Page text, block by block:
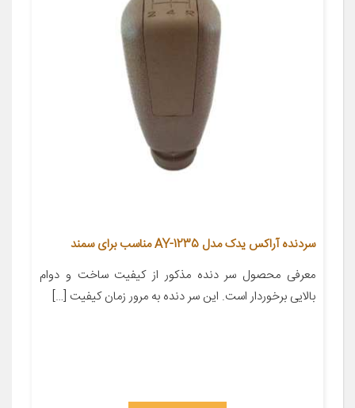
سردنده آراکس یدک مدل AY-1235 مناسب برای سمند
معرفی محصول سر دنده مذکور از کیفیت ساخت و دوام
بالایی برخوردار است. این سر دنده به مرور زمان کیفیت […]